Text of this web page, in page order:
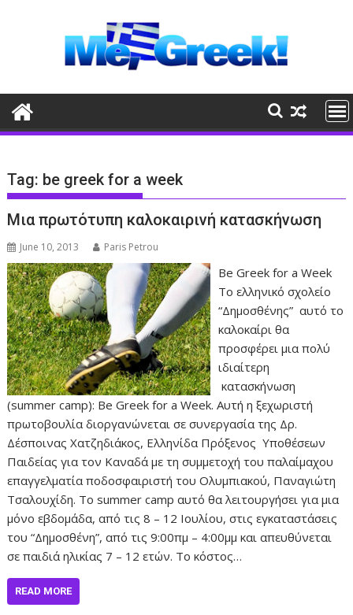
Tag: be greek for a week
Μια πρωτότυπη καλοκαιρινή κατασκήνωση
June 10, 2013 Paris Petrou
Be Greek for a Week
Το ελληνικό σχολείο
“Δημοσθένης” αυτό το
καλοκαίρι θα
προσφέρει μια πολύ
ιδιαίτερη
κατασκήνωση
(summer camp): Be Greek for a Week. Αυτή η ξεχωριστή
πρωτοβουλία διοργανώνεται σε συνεργασία της Δρ.
Δέσποινας Χατζηδιάκος, Ελληνίδα Πρόξενος Υποθέσεων
Παιδείας για τον Καναδά με τη συμμετοχή του παλαίμαχου
επαγγελματία ποδοσφαιριστή του Ολυμπιακού, Παναγιώτη
Τσαλουχίδη. Το summer camp αυτό θα λειτουργήσει για μια
μόνο εβδομάδα, από τις 8 – 12 Ιουλίου, στις εγκαταστάσεις
του “Δημοσθένη”, από τις 9:00πμ – 4:00μμ και απευθύνεται
σε παιδιά ηλικίας 7 – 12 ετών. Το κόστος…
READ MORE